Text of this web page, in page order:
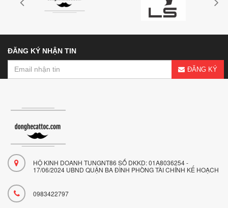
ĐĂNG KÝ NHẬN TIN
ĐĂNG KÝ
HỘ KINH DOANH TUNGNT86 SỐ DKKD: 01A8036254 -
17/06/2024 UBND QUẬN BA ĐÌNH PHÒNG TÀI CHÍNH KẾ HOẠCH
0983422797